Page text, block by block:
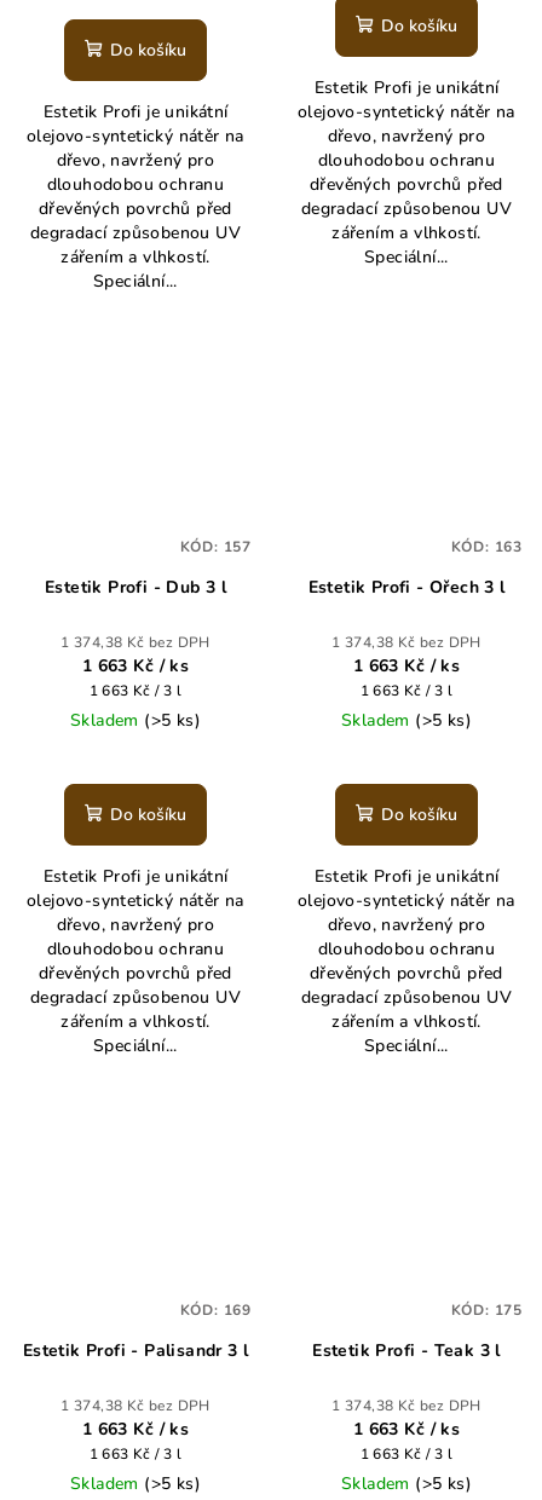
Do košíku
Estetik Profi je unikátní
olejovo-syntetický nátěr na
dřevo, navržený pro
dlouhodobou ochranu
dřevěných povrchů před
degradací způsobenou UV
zářením a vlhkostí.
Speciální...
Do košíku
Estetik Profi je unikátní
olejovo-syntetický nátěr na
dřevo, navržený pro
dlouhodobou ochranu
dřevěných povrchů před
degradací způsobenou UV
zářením a vlhkostí.
Speciální...
Estetik Profi - Dub 3 l
1 374,38 Kč bez DPH
1 663 Kč / ks
Měrná
cena:
1 663 Kč / 3 l
Skladem (>5 ks)
hodnocení
produktu
z
5
hvězdiček.
Do košíku
Estetik Profi je unikátní
olejovo-syntetický nátěr na
dřevo, navržený pro
dlouhodobou ochranu
dřevěných povrchů před
degradací způsobenou UV
zářením a vlhkostí.
Speciální...
KÓD: 157
Estetik Profi - Ořech 3 l
1 374,38 Kč bez DPH
1 663 Kč / ks
Měrná
cena:
1 663 Kč / 3 l
Skladem (>5 ks)
hodnocení
produktu
z
5
hvězdiček.
Do košíku
Estetik Profi je unikátní
olejovo-syntetický nátěr na
dřevo, navržený pro
dlouhodobou ochranu
dřevěných povrchů před
degradací způsobenou UV
zářením a vlhkostí.
Speciální...
KÓD: 163
Estetik Profi - Palisandr 3 l
1 374,38 Kč bez DPH
1 663 Kč / ks
Měrná
cena:
1 663 Kč / 3 l
Skladem (>5 ks)
KÓD: 169
Estetik Profi - Teak 3 l
1 374,38 Kč bez DPH
1 663 Kč / ks
Měrná
cena:
1 663 Kč / 3 l
Skladem (>5 ks)
KÓD: 175